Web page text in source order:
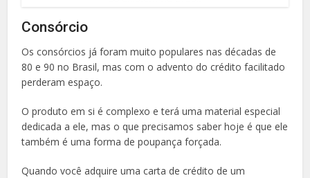
Consórcio
Os consórcios já foram muito populares nas décadas de
80 e 90 no Brasil, mas com o advento do crédito facilitado
perderam espaço.
O produto em si é complexo e terá uma material especial
dedicada a ele, mas o que precisamos saber hoje é que ele
também é uma forma de poupança forçada.
Quando você adquire uma carta de crédito de um